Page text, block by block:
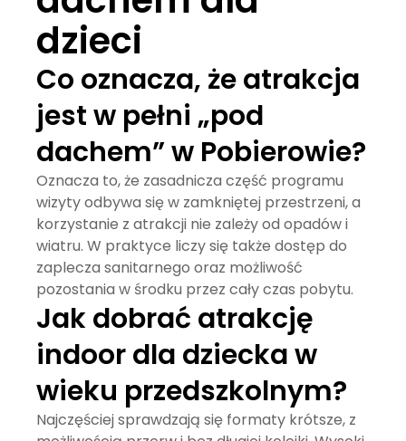
dzieci
Co oznacza, że atrakcja
jest w pełni „pod
dachem” w Pobierowie?
Oznacza to, że zasadnicza część programu
wizyty odbywa się w zamkniętej przestrzeni, a
korzystanie z atrakcji nie zależy od opadów i
wiatru. W praktyce liczy się także dostęp do
zaplecza sanitarnego oraz możliwość
pozostania w środku przez cały czas pobytu.
Jak dobrać atrakcję
indoor dla dziecka w
wieku przedszkolnym?
Najczęściej sprawdzają się formaty krótsze, z